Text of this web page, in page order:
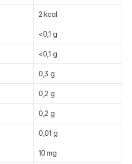
2 kcal
<0,1 g
<0,1 g
0,3 g
0,2 g
0,2 g
0,01 g
10 mg